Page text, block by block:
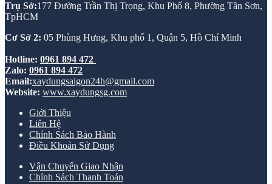
Trụ Sở:177 Đường Trần Thị Trọng, Khu Phố 8, Phường Tân Sơn,
TpHCM
Cơ Sở 2: 05 Phùng Hưng, Khu phố 1, Quận 5, Hồ Chí Minh
Hotline: 0961 894 472
Zalo: 0961 894 472
Email:xaydungsaigon24h@gmail.com
Website: www.xaydungsg.com
Giới Thiệu
Liên Hệ
Chính Sách Bảo Hành
Điều Khoản Sử Dụng
Vận Chuyển Giao Nhận
Chính Sách Thanh Toán